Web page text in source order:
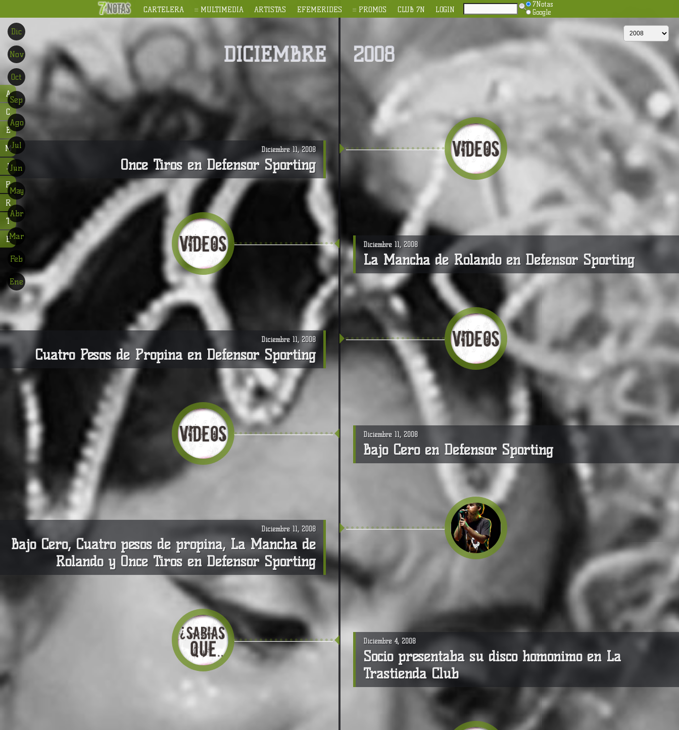
CARTELERA MULTIMEDIA ARTISTAS EFEMERIDES PROMOS CLUB 7N LOGIN
7Notas
Google
Dic
Nov
Oct
Sep
Ago
Jul
Jun
May
Abr
Mar
Feb
Ene
DICIEMBRE 2008
Diciembre 11, 2008
Once Tiros en Defensor Sporting
Diciembre 11, 2008
La Mancha de Rolando en Defensor Sporting
Diciembre 11, 2008
Cuatro Pesos de Propina en Defensor Sporting
Diciembre 11, 2008
Bajo Cero en Defensor Sporting
Diciembre 11, 2008
Bajo Cero, Cuatro pesos de propina, La Mancha de
Rolando y Once Tiros en Defensor Sporting
Diciembre 4, 2008
Socio presentaba su disco homónimo en La
Trastienda Club
A
C
E
M
J
P
R
T
E